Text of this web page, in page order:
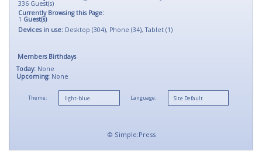
336 Guest(s)
Currently Browsing this Page:
1 Guest(s)
Devices in use: Desktop (304), Phone (34), Tablet (1)
Members Birthdays
Today: None
Upcoming: None
Theme: Language:
© Simple:Press